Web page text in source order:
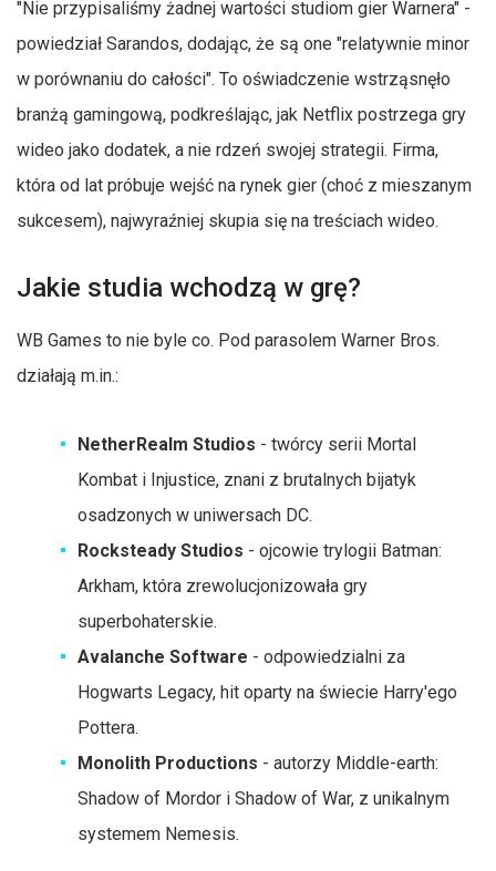
"Nie przypisaliśmy żadnej wartości studiom gier Warnera" -
powiedział Sarandos, dodając, że są one "relatywnie minor
w porównaniu do całości". To oświadczenie wstrząsnęło
branżą gamingową, podkreślając, jak Netflix postrzega gry
wideo jako dodatek, a nie rdzeń swojej strategii. Firma,
która od lat próbuje wejść na rynek gier (choć z mieszanym
sukcesem), najwyraźniej skupia się na treściach wideo.
Jakie studia wchodzą w grę?
WB Games to nie byle co. Pod parasolem Warner Bros.
działają m.in.:
NetherRealm Studios - twórcy serii Mortal
Kombat i Injustice, znani z brutalnych bijatyk
osadzonych w uniwersach DC.
Rocksteady Studios - ojcowie trylogii Batman:
Arkham, która zrewolucjonizowała gry
superbohaterskie.
Avalanche Software - odpowiedzialni za
Hogwarts Legacy, hit oparty na świecie Harry'ego
Pottera.
Monolith Productions - autorzy Middle-earth:
Shadow of Mordor i Shadow of War, z unikalnym
systemem Nemesis.